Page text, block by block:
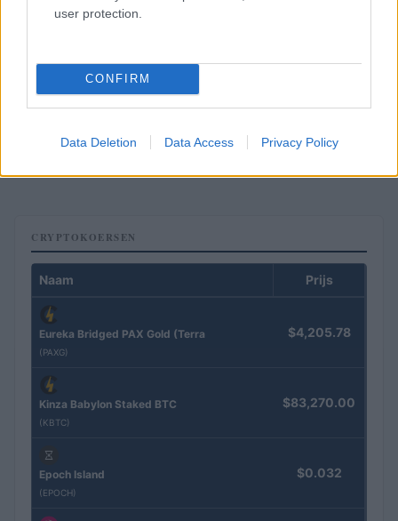
user protection.
CONFIRM
Data Deletion Data Access Privacy Policy
grondstoffen
CRYPTOKOERSEN
Naam Prijs
Eureka Bridged PAX Gold (Terra
(PAXG)
$4,205.78
Kinza Babylon Staked BTC
(KBTC)
$83,270.00
Epoch Island
(EPOCH)
$0.032